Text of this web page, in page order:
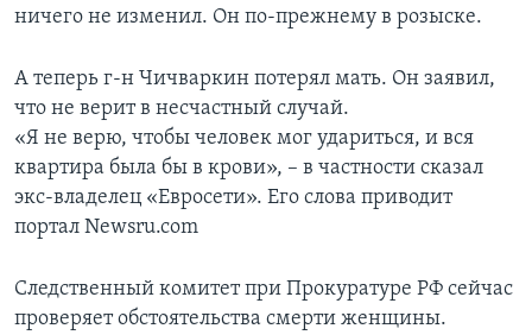
ничего не изменил. Он по-прежнему в розыске.
А теперь г-н Чичваркин потерял мать. Он заявил,
что не верит в несчастный случай.
«Я не верю, чтобы человек мог удариться, и вся
квартира была бы в крови», – в частности сказал
экс-владелец «Евросети». Его слова приводит
портал Newsru.com
Следственный комитет при Прокуратуре РФ сейчас
проверяет обстоятельства смерти женщины.